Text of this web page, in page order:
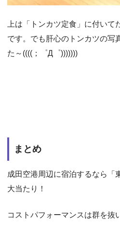
上は「トンカツ定食」に付い
です。でも肝心のトンカツの写
た～((((；゜Д゜)))))))
まとめ
成田空港周辺に宿泊するなら「
大当たり！
コストパフォーマンスは群を抜